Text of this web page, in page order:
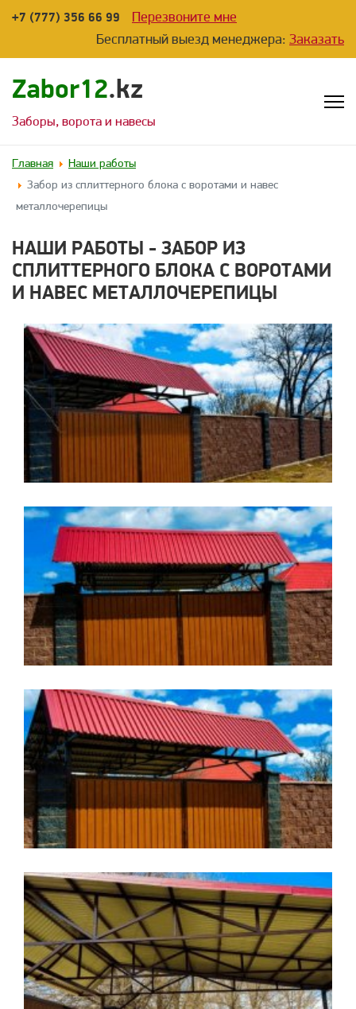
+7 (777) 356 66 99
Перезвоните мне
Бесплатный выезд менеджера: Заказать
Zabor12.kz
Заборы, ворота и навесы
Главная
Наши работы
Забор из сплиттерного блока с воротами и навес
металлочерепицы
НАШИ РАБОТЫ - ЗАБОР ИЗ
СПЛИТТЕРНОГО БЛОКА С ВОРОТАМИ
И НАВЕС МЕТАЛЛОЧЕРЕПИЦЫ